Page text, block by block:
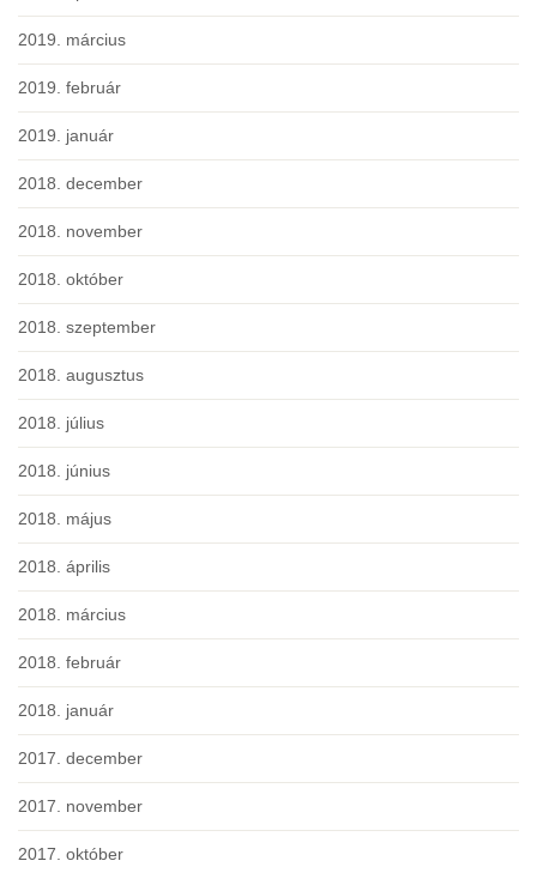
2019. március
2019. február
2019. január
2018. december
2018. november
2018. október
2018. szeptember
2018. augusztus
2018. július
2018. június
2018. május
2018. április
2018. március
2018. február
2018. január
2017. december
2017. november
2017. október